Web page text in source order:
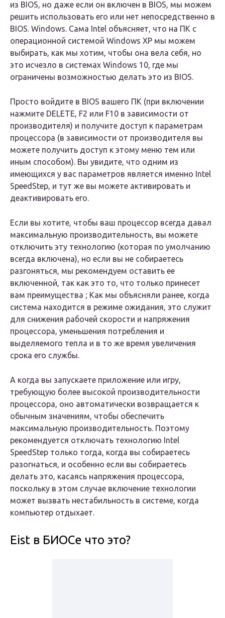
из BIOS, но даже если он включен в BIOS, мы можем
решить использовать его или нет непосредственно в
BIOS. Windows. Сама Intel объясняет, что на ПК с
операционной системой Windows XP мы можем
выбирать, как мы хотим, чтобы она вела себя, но
это исчезло в системах Windows 10, где мы
ограничены возможностью делать это из BIOS.
Просто войдите в BIOS вашего ПК (при включении
нажмите DELETE, F2 или F10 в зависимости от
производителя) и получите доступ к параметрам
процессора (в зависимости от производителя вы
можете получить доступ к этому меню тем или
иным способом). Вы увидите, что одним из
имеющихся у вас параметров является именно Intel
SpeedStep, и тут же вы можете активировать и
деактивировать его.
Если вы хотите, чтобы ваш процессор всегда давал
максимальную производительность, вы можете
отключить эту технологию (которая по умолчанию
всегда включена), но если вы не собираетесь
разгоняться, мы рекомендуем оставить ее
включенной, так как это то, что только принесет
вам преимущества ; Как мы объясняли ранее, когда
система находится в режиме ожидания, это служит
для снижения рабочей скорости и напряжения
процессора, уменьшения потребления и
выделяемого тепла и в то же время увеличения
срока его службы.
А когда вы запускаете приложение или игру,
требующую более высокой производительности
процессора, оно автоматически возвращается к
обычным значениям, чтобы обеспечить
максимальную производительность. Поэтому
рекомендуется отключать технологию Intel
SpeedStep только тогда, когда вы собираетесь
разогнаться, и особенно если вы собираетесь
делать это, касаясь напряжения процессора,
поскольку в этом случае включение технологии
может вызвать нестабильность в системе, когда
компьютер отдыхает.
Eist в БИОСе что это?